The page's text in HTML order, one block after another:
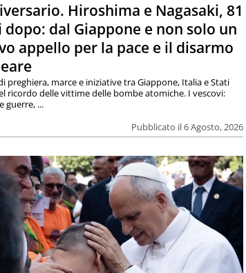
Hiroshima e Nagasaki, 81
dopo: dal Giappone e non solo un
appello per la pace e il disarmo
Pubblicato il 6 Agosto, 2026
preghiera, marce e iniziative tra Giappone, Italia e Stati
ricordo delle vittime delle bombe atomiche. I vescovi:
guerre, ...